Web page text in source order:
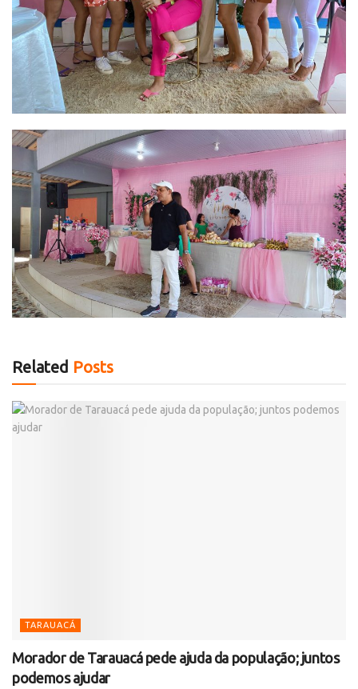
Related Posts
TARAUACÁ
Morador de Tarauacá pede ajuda da população; juntos
podemos ajudar